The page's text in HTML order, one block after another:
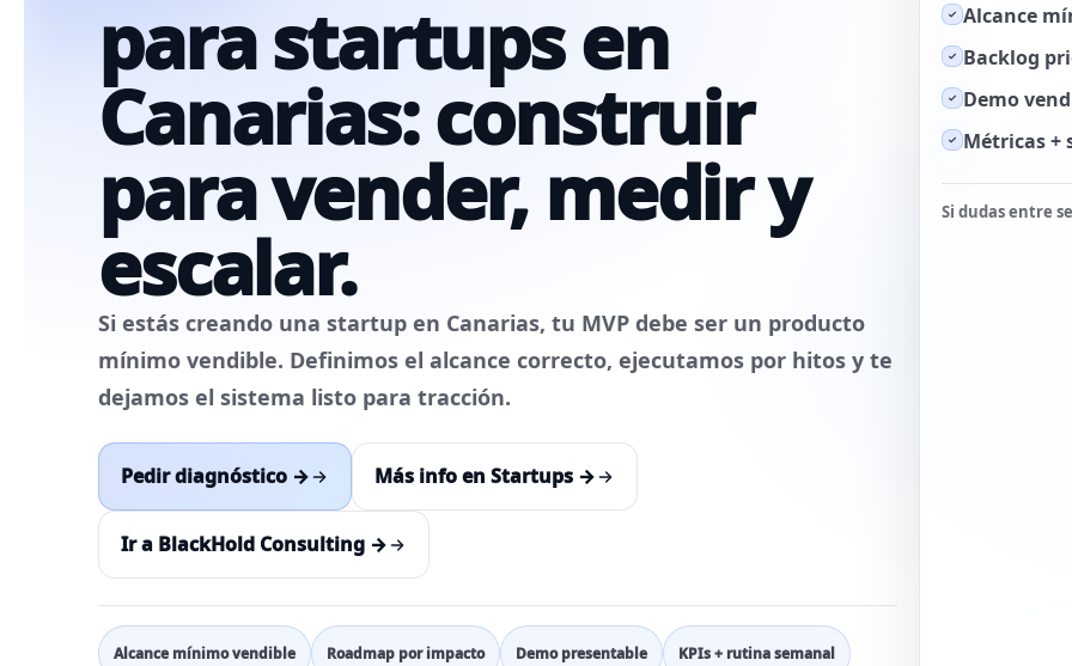
Formación en IA
SISTEMAS
tecnológica
CRM +
Automatizaciones
E-COMMERCE
Auditoría 360º
Shopify /
WooCommerce
GROWTH & MARKETING ↗
para startups en
Canarias: construir
para vender, medir y
escalar.
Si estás creando una startup en Canarias, tu MVP debe ser un producto
mínimo vendible. Definimos el alcance correcto, ejecutamos por hitos y te
dejamos el sistema listo para tracción.
Pedir diagnóstico → Más info en Startups →
Ir a BlackHold Consulting →
Alcance mínimo vendible Roadmap por impacto Demo presentable KPIs + rutina semanal
Alcance
Backlog
Demo
Métricas +
Si dudas entre